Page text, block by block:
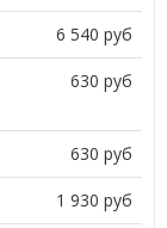
6 540 руб
630 руб
630 руб
1 930 руб